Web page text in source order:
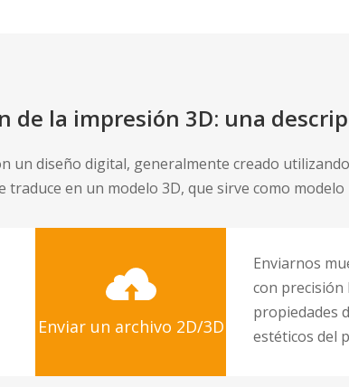
de la impresión 3D: una
un diseño digital, generalmente creado
traduce en un modelo 3D, que sirve como
Enviar un archivo 2D/3D
Enviarnos
con precisión
propiedades
estéticos del